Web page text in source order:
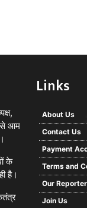
से आम
के
है।
Links
About Us
Contact Us
Payment
Terms and
Our
Join Us